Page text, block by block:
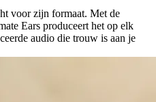
voor zijn formaat. Met de
Ears produceert het op elk
audio die trouw is aan je